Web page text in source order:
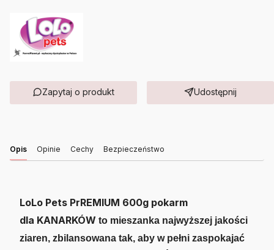
Zapytaj o produkt Udostępnij
Opis Opinie Cechy Bezpieczeństwo
LoLo Pets PrREMIUM 600g pokarm
dla KANARKÓW to mieszanka najwyższej jakości
ziaren, zbilansowana tak, aby w pełni zaspokajać